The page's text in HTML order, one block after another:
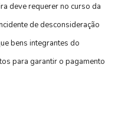
deve requerer no curso da
de desconsideração
bens integrantes do
para garantir o pagamento